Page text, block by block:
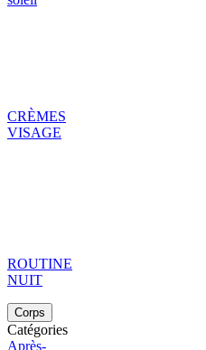
CRÈMES
VISAGE
ROUTINE
NUIT
Corps
Catégories
Après-